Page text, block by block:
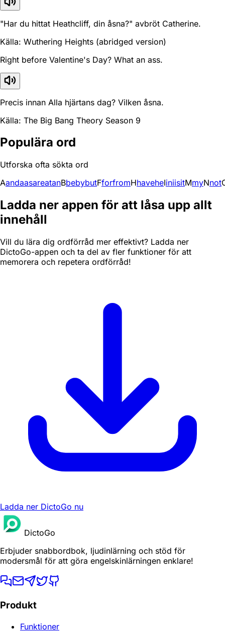
"Har du hittat Heathcliff, din åsna?" avbröt Catherine.
Källa: Wuthering Heights (abridged version)
Right before Valentine's Day? What an ass.
Precis innan Alla hjärtans dag? Vilken åsna.
Källa: The Big Bang Theory Season 9
Populära ord
Utforska ofta sökta ord
AandaasareatanBbebybutFforfromHhaveheIiniisitMmyNnot
Ladda ner appen för att låsa upp allt
innehåll
Vill du lära dig ordförråd mer effektivt? Ladda ner
DictoGo-appen och ta del av fler funktioner för att
memorera och repetera ordförråd!
Ladda ner DictoGo nu
DictoGo
Erbjuder snabbordbok, ljudinlärning och stöd för
modersmål för att göra engelskinlärningen enklare!
Produkt
Funktioner